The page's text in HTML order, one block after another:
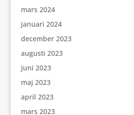
mars 2024
januari 2024
december 2023
augusti 2023
juni 2023
maj 2023
april 2023
mars 2023